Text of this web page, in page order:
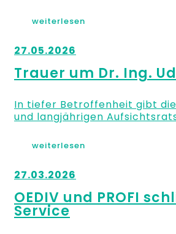
weiterlesen
27.05.2026
Trauer um Dr. Ing.
In tiefer Betroffenheit gibt die
und langjährigen
weiterlesen
27.03.2026
OEDIV und PROFI
Service